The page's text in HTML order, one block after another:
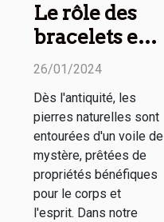
Le rôle des
bracelets en
pierre
dans les
pratiques de
méditation et
de
mindfulness
26/01/2024
Dès l'antiquité, les
pierres naturelles sont
entourées d'un voile de
mystère, prêtées de
propriétés bénéfiques
pour le corps et
l'esprit. Dans notre